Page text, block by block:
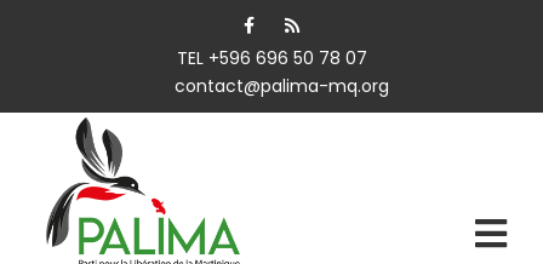
TEL +596 696 50 78 07
contact@palima-mq.org